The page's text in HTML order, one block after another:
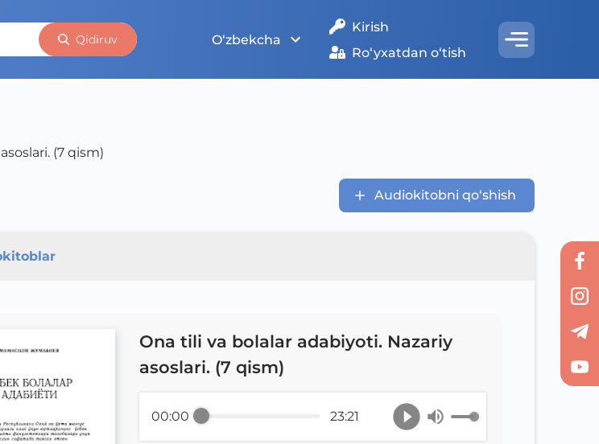
Qidiruv O‘zbekcha
Kirish
Ro‘yxatdan o‘tish
(7 qism)
Audiokitobni qo‘shish
Ona tili va bolalar adabiyoti. Nazariy
asoslari. (7 qism)
00:00 23:21